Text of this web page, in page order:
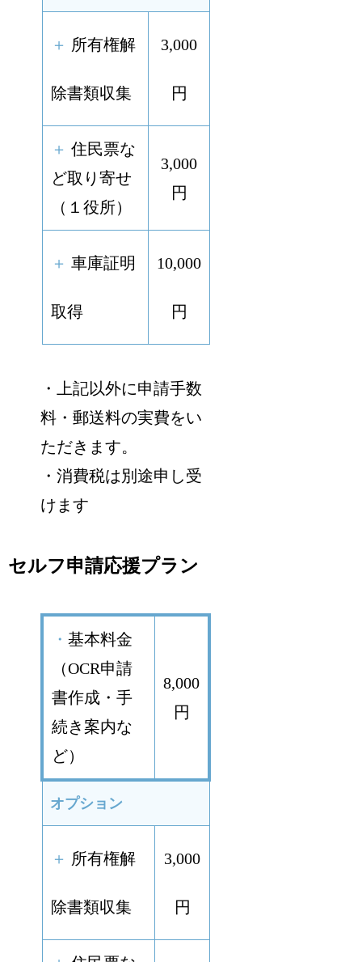
＋ 所有権解
除書類収集
3,000
円
＋ 住民票な
ど取り寄せ
（１役所）
3,000
円
＋ 車庫証明
取得
10,000
円
・上記以外に申請手数
料・郵送料の実費をい
ただきます。
・消費税は別途申し受
けます
セルフ申請応援プラン
・基本料金
（OCR申請
書作成・手
続き案内な
ど）
8,000
円
オプション
＋ 所有権解
除書類収集
3,000
円